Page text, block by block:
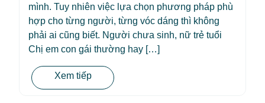
mình. Tuy nhiên việc lựa chọn phương pháp phù
hợp cho từng người, từng vóc dáng thì không
phải ai cũng biết. Người chưa sinh, nữ trẻ tuổi
Chị em con gái thường hay […]
Xem tiếp